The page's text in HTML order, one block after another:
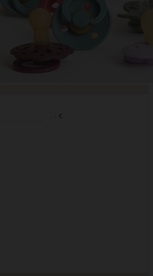
- €